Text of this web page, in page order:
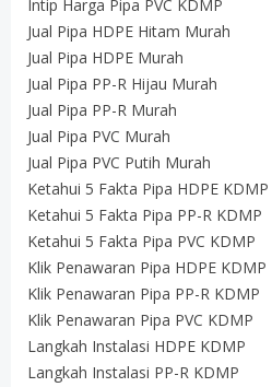
Intip Harga Pipa PVC KDMP
Jual Pipa HDPE Hitam Murah
Jual Pipa HDPE Murah
Jual Pipa PP-R Hijau Murah
Jual Pipa PP-R Murah
Jual Pipa PVC Murah
Jual Pipa PVC Putih Murah
Ketahui 5 Fakta Pipa HDPE KDMP
Ketahui 5 Fakta Pipa PP-R KDMP
Ketahui 5 Fakta Pipa PVC KDMP
Klik Penawaran Pipa HDPE KDMP
Klik Penawaran Pipa PP-R KDMP
Klik Penawaran Pipa PVC KDMP
Langkah Instalasi HDPE KDMP
Langkah Instalasi PP-R KDMP